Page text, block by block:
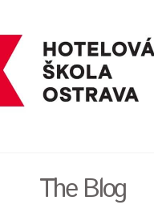
The Blog